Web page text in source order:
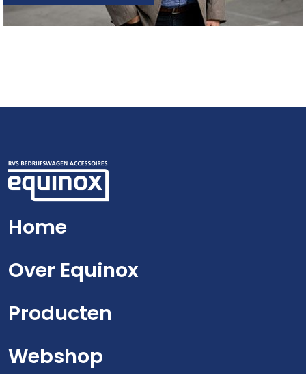
Home
Over Equinox
Producten
Webshop